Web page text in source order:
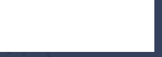
gesetzlicher Vertreter,